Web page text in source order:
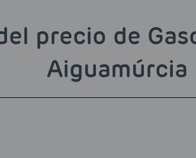
precio de
Aiguamúrcia